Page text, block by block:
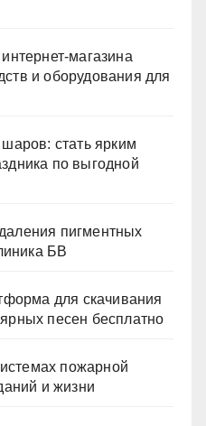
магазина
и оборудования для
стать ярким
по выгодной
пигментных
БВ
для скачивания
песен бесплатно
пожарной
и жизни